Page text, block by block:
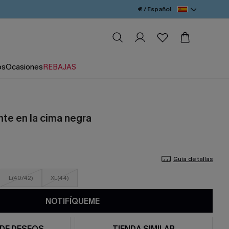
€ / Español
OcasionesREBAJAS
en la cima negra
Guía de tallas
L(40/42) XL(44)
NOTIFÍQUEME